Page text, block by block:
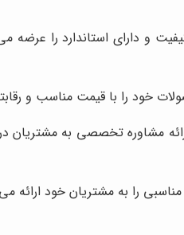
و دارای استاندارد را عرضه
خود را با قیمت مناسب و
مشاوره تخصصی به
را به مشتریان خود ارائه